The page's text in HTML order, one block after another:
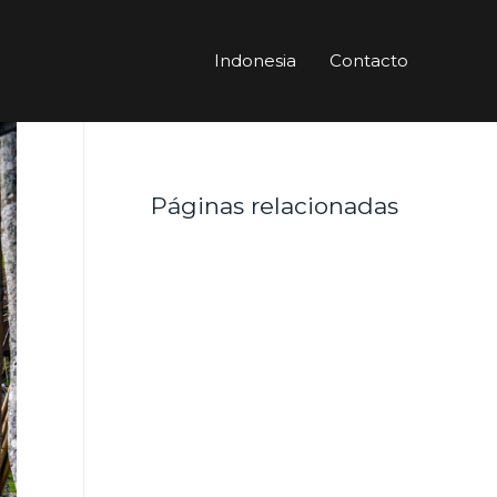
Indonesia Contacto
Páginas relacionadas